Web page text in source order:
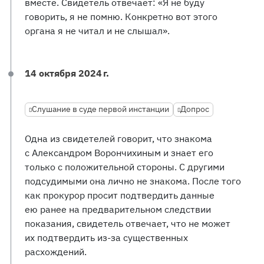
вместе. Свидетель отвечает: «Я не буду
говорить, я не помню. Конкретно вот этого
органа я не читал и не слышал».
14 октября 2024 г.
Слушание в суде первой инстанции Допрос
Одна из свидетелей говорит, что знакома
с Александром Ворончихиным и знает его
только с положительной стороны. С другими
подсудимыми она лично не знакома. После того
как прокурор просит подтвердить данные
ею ранее на предварительном следствии
показания, свидетель отвечает, что не может
их подтвердить из-за существенных
расхождений.